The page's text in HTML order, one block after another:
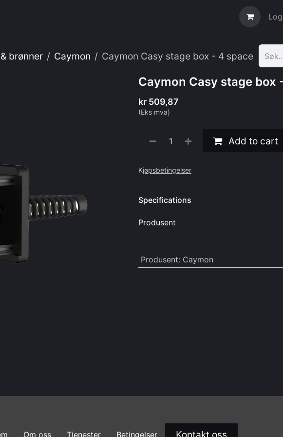
brønner Caymon Caymon Casy stage box - 4 space
Caymon Casy stage box
kr 509,87
(Eks mva)
Add to cart
Kjøpsbetingelser
Specifications
Produsent
Produsent: Caymon
Om oss Tjenester Betingelser